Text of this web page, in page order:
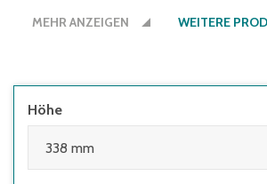
ergonomische
Lichtschrankensysteme
schwarze Bodenfarbe
wir Ihnen den Boden auch
MEHR ANZEIGEN WEITERE
Höhe